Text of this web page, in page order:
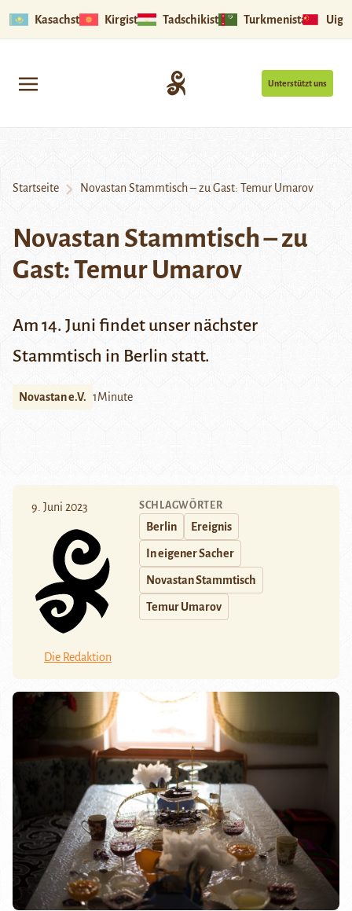
Kasachstan Kirgistan Tadschikistan Turkmenistan
Unterstützt uns
Startseite Novastan Stammtisch – zu Gast: Temur Umarov
Novastan Stammtisch – zu
Gast: Temur Umarov
Am 14. Juni findet unser nächster
Stammtisch in Berlin statt.
Novastan e.V. 1Minute
9. Juni 2023
Die Redaktion
SCHLAGWÖRTER
Berlin Ereignis
In eigener Sacher
Novastan Stammtisch
Temur Umarov